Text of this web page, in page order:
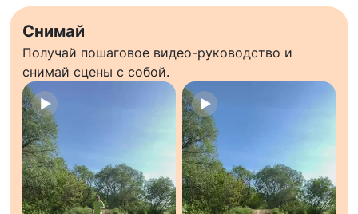
Снимай
Получай пошаговое видео-руководство и
снимай сцены с собой.